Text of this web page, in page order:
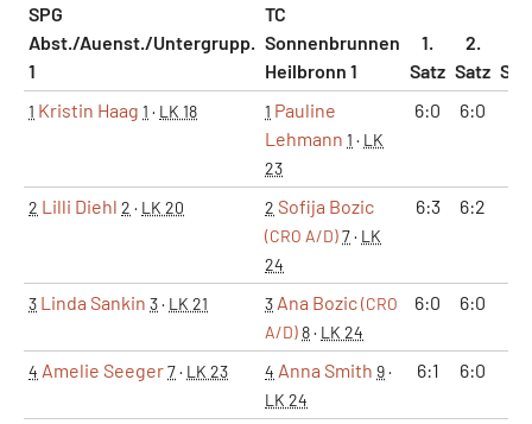
SPG
Abst./Auenst./Untergrupp.
1
TC
Sonnenbrunnen
Heilbronn 1
1.
Satz
2.
Satz
1 Kristin Haag 1 · LK 18 1 Pauline
Lehmann 1 · LK
23
6:0 6:0
2 Lilli Diehl 2 · LK 20 2 Sofija Bozic
(CRO A/D)7· LK
24
6:3 6:2
3 Linda Sankin 3· LK 21 3 Ana Bozic(CRO
A/D)8· LK 24
6:0 6:0
4 Amelie Seeger7· LK 23 4 Anna Smith 9·
LK 24
6:1 6:0